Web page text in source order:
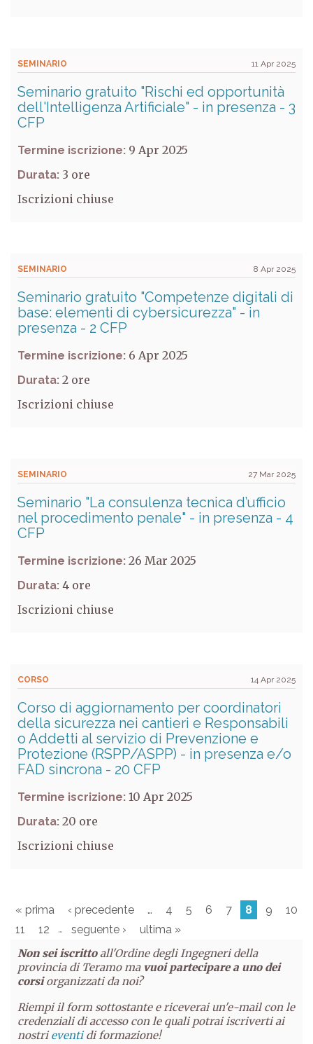
SEMINARIO 11 Apr 2025
Seminario gratuito "Rischi ed opportunità
dell'Intelligenza Artificiale" - in presenza - 3
CFP
Termine iscrizione: 9 Apr 2025
Durata: 3
Iscrizioni chiuse
SEMINARIO 8 Apr 2025
Seminario gratuito "Competenze digitali di
base: elementi di cybersicurezza" - in
presenza - 2 CFP
Termine iscrizione: 6 Apr 2025
Durata: 2
Iscrizioni chiuse
SEMINARIO 27 Mar 2025
Seminario "La consulenza tecnica d’ufficio
nel procedimento penale" - in presenza - 4
CFP
Termine iscrizione: 26 Mar 2025
Durata: 4
Iscrizioni chiuse
CORSO 14 Apr 2025
Corso di aggiornamento per coordinatori
della sicurezza nei cantieri e Responsabili
o Addetti al servizio di Prevenzione e
Protezione (RSPP/ASPP) - in presenza e/o
FAD sincrona - 20 CFP
Termine iscrizione: 10 Apr 2025
Durata: 20
Iscrizioni chiuse
« prima ‹ precedente … 4 5 6 7 8 9
10
11
12 … seguente ›
ultima »
Non sei iscrittoall'Ordine degli Ingegneri della
provincia di Teramo ma vuoi partecipare a uno dei
corsiorganizzati da noi?
Riempi il form sottostante e riceverai un'e-mail con le
credenziali di accesso con le quali potrai iscriverti ai
nostrieventidi formazione!